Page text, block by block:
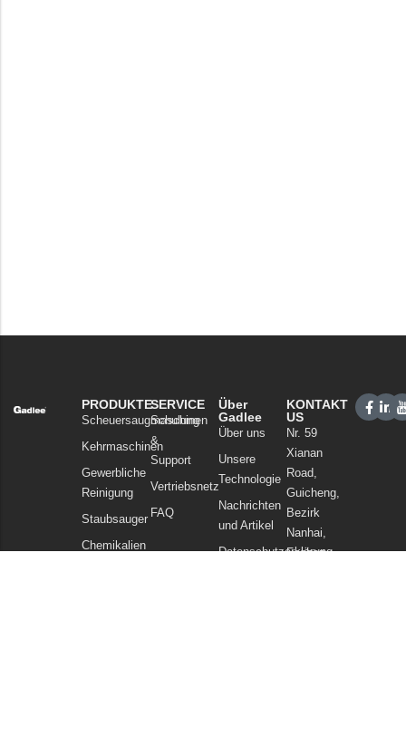
PRODUKTE
Scheuersaugmaschinen
Kehrmaschinen
Gewerbliche
Reinigung
Staubsauger
Chemikalien
SERVICE
Schulung
&
Support
Vertriebsnetz
FAQ
Über
Gadlee
Über uns
Unsere
Technologie
Nachrichten
und Artikel
Datenschutzerklärung
KONTAKT
US
Nr. 59
Xianan
Road,
Guicheng,
Bezirk
Nanhai,
Foshan